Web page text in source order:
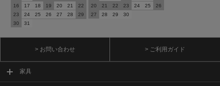
16
17 18 19 20 21
22
23
24 25 26 27 28
29
30
31
20
21 22 23 24 25
26
27
28 29 30
> お問い合わせ > ご利用ガイド
家具